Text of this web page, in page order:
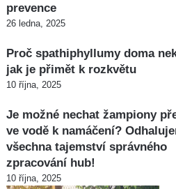
prevence
26 ledna, 2025
Proč spathiphyllumy doma
jak je přimět k rozkvětu
10 října, 2025
Je možné nechat žampiony
ve vodě k namáčení?
všechna tajemství správného
zpracování hub!
10 října, 2025